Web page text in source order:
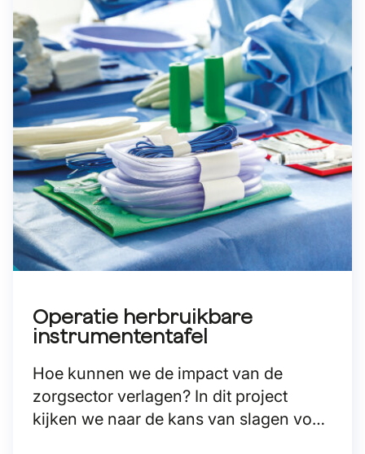
Operatie herbruikbare
instrumententafel
Hoe kunnen we de impact van de
zorgsector verlagen? In dit project
kijken we naar de kans van slagen voor